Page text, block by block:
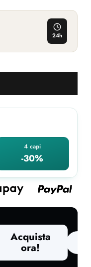
24h
4 capi
-30%
Acquista
ora!